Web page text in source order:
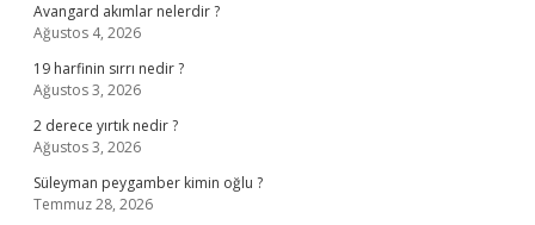
Avangard akımlar nelerdir ?
Ağustos 4, 2026
19 harfinin sırrı nedir ?
Ağustos 3, 2026
2 derece yırtık nedir ?
Ağustos 3, 2026
Süleyman peygamber kimin oğlu ?
Temmuz 28, 2026